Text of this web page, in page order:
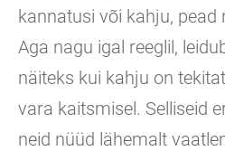
kannatusi või kahju, pead
Aga nagu igal reeglil,
näiteks kui kahju on
vara kaitsmisel. Selliseid
neid nüüd lähemalt